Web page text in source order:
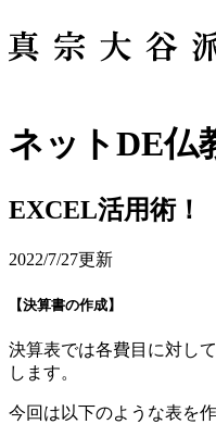
ネットDE仏
EXCEL活用術！
2022/7/27更新
【決算書の作成】
決算表では各費目に対し
します。
今回は以下のような表を